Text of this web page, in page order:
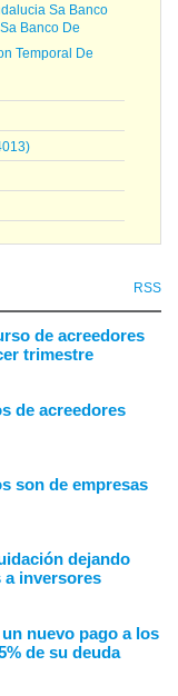
Sa Banco
Banco De
Temporal De
RSS
de acreedores
trimestre
de acreedores
son de empresas
dejando
a inversores
nuevo pago a los
de su deuda